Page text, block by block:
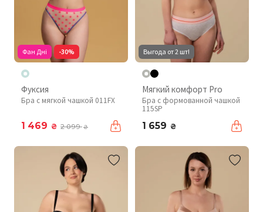
Фан Дні -30%
Фуксия
Бра с мягкой чашкой 011FX
1 469 ₴ 2 099₴
Выгода от 2 шт!
Мягкий комфорт Pro
Бра с формованной чашкой
115SP
1 659 ₴